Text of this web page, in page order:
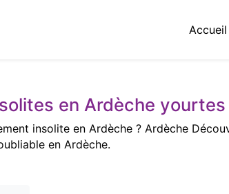
Accueil
en Ardèche
insolite en Ardèche ? Ardèche
en Ardèche.